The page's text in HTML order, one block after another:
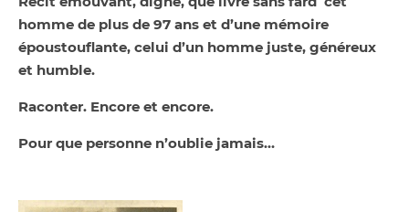
homme de plus de 97 ans et d’une mémoire
époustouflante, celui d’un homme juste, généreux
et humble.
Raconter. Encore et encore.
Pour que personne n’oublie jamais…